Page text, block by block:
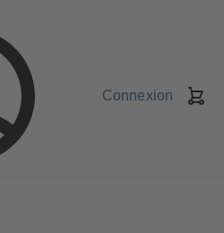
Connexion